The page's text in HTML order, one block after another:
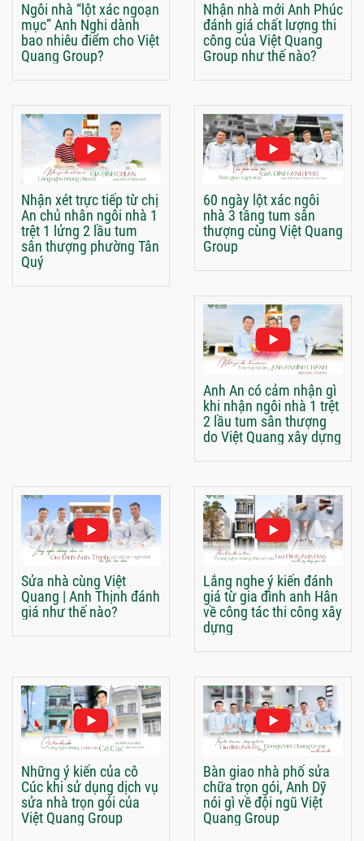
Ngôi nhà “lột xác ngoạn
mục” Anh Nghi dành
bao nhiêu điểm cho Việt
Quang Group?
Nhận nhà mới Anh Phúc
đánh giá chất lượng thi
công của Việt Quang
Group như thế nào?
Nhận xét trực tiếp từ chị
An chủ nhân ngôi nhà 1
trệt 1 lửng 2 lầu tum
sân thượng phường Tân
Quý
60 ngày lột xác ngôi
nhà 3 tầng tum sân
thượng cùng Việt Quang
Group
Anh An có cảm nhận gì
khi nhận ngôi nhà 1 trệt
2 lầu tum sân thượng
do Việt Quang xây dựng
Sửa nhà cùng Việt
Quang | Anh Thịnh đánh
giá như thế nào?
Lắng nghe ý kiến đánh
giá từ gia đình anh Hân
về công tác thi công xây
dựng
Những ý kiến của cô
Cúc khi sử dụng dịch vụ
sửa nhà trọn gói của
Việt Quang Group
Bàn giao nhà phố sửa
chữa trọn gói, Anh Dỹ
nói gì về đội ngũ Việt
Quang Group